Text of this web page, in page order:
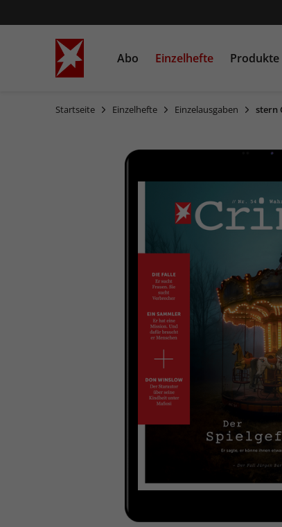
Abo Einzelhefte Produkte
Startseite Einzelhefte Einzelausgaben stern